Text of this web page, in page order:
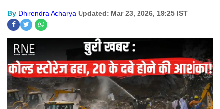
By Dhirendra Acharya Updated: Mar 23, 2026, 19:25 IST